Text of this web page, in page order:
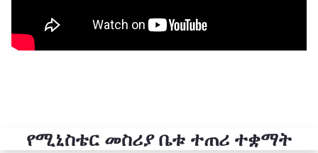
የሚኒስቴር መስሪያ ቤቱ ተጠሪ ተቋማት